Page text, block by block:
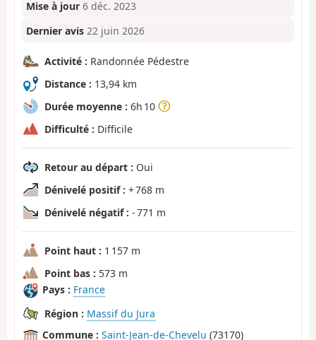
Mise à jour 6 déc. 2023
Dernier avis 22 juin 2026
Activité : Randonnée Pédestre
Distance : 13,94 km
Durée moyenne : 6h 10
Difficulté : Difficile
Retour au départ : Oui
Dénivelé positif : + 768 m
Dénivelé négatif : - 771 m
Point haut : 1 157 m
Point bas : 573 m
Pays : France
Région : Massif du Jura
Commune : Saint-Jean-de-Chevelu (73170)